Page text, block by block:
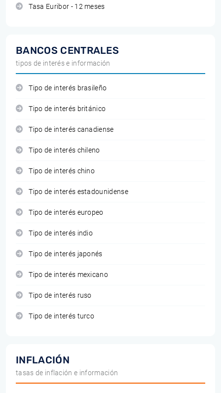
Tasa Euribor - 12 meses
BANCOS CENTRALES
tipos de interés e información
Tipo de interés brasileño
Tipo de interés británico
Tipo de interés canadiense
Tipo de interés chileno
Tipo de interés chino
Tipo de interés estadounidense
Tipo de interés europeo
Tipo de interés indio
Tipo de interés japonés
Tipo de interés mexicano
Tipo de interés ruso
Tipo de interés turco
INFLACIÓN
tasas de inflación e información